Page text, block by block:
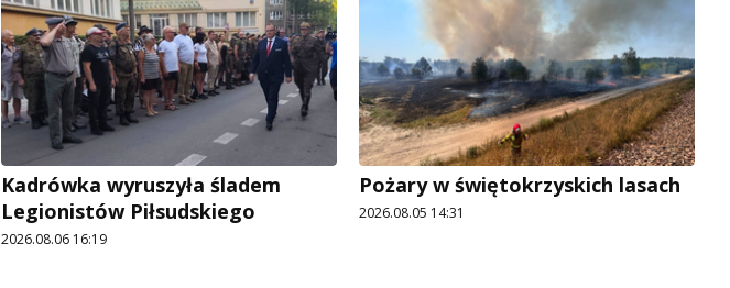
Kadrówka wyruszyła śladem
Legionistów Piłsudskiego
2026.08.06 16:19
Pożary w świętokrzyskich lasach
2026.08.05 14:31